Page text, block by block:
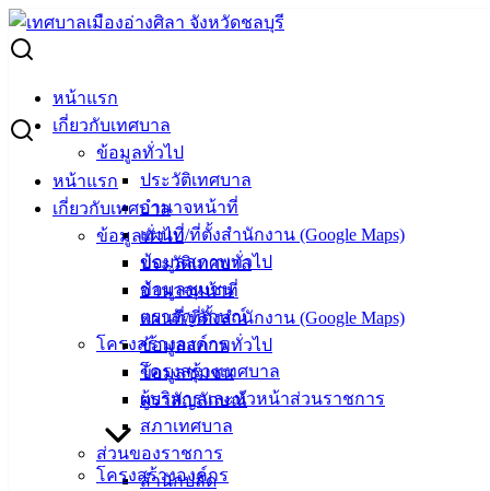
Skip
to
content
หน้าแรก
เกี่ยวกับเทศบาล
ข้อมูลทั่วไป
ประวัติเทศบาล
อำนาจหน้าที่
แผนที่/ที่ตั้งสำนักงาน (Google Maps)
ข้อมูลสภาพทั่วไป
ข้อมูลชุมชน
ตราสัญลักษณ์
โครงสร้างองค์กร
โครงสร้างเทศบาล
ผู้บริหารและหัวหน้าส่วนราชการ
สภาเทศบาล
ส่วนของราชการ
สำนักปลัด
หน้าแรก
เกี่ยวกับเทศบาล
ข้อมูลทั่วไป
ประวัติเทศบาล
อำนาจหน้าที่
แผนที่/ที่ตั้งสำนักงาน (Google Maps)
ข้อมูลสภาพทั่วไป
ข้อมูลชุมชน
ตราสัญลักษณ์
โครงสร้างองค์กร
Search
พระราชบัญญัติการจัดซื้อจัดจ้างและการบริหารพัสดุภาครัฐ
พ.ศ. 2560
พระราชบัญญัติการจัดซื้อจัดจ้างและการ
บริหารพัสดุภาครัฐ พ.ศ. 2560
มกราคม 11, 2022เมษายน 24, 2022
พระราชบัญญัติการจัดซื้อจัดจ้างและการบริหารพัสดุภาครัฐ
เทศบาล